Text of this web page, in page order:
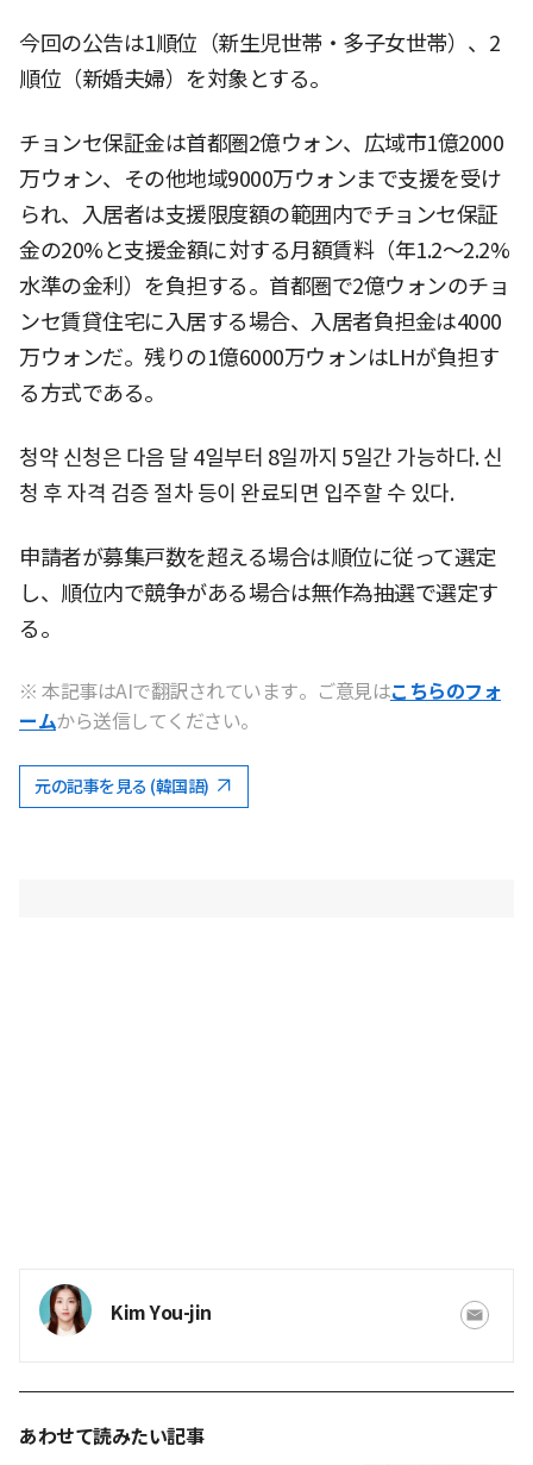
今回の公告は1順位（新生児世帯・多子女世帯）、2
順位（新婚夫婦）を対象とする。
チョンセ保証金は首都圏2億ウォン、広域市1億2000
万ウォン、その他地域9000万ウォンまで支援を受け
られ、入居者は支援限度額の範囲内でチョンセ保証
金の20%と支援金額に対する月額賃料（年1.2〜2.2%
水準の金利）を負担する。首都圏で2億ウォンのチョ
ンセ賃貸住宅に入居する場合、入居者負担金は4000
万ウォンだ。残りの1億6000万ウォンはLHが負担す
る方式である。
청약 신청은 다음 달 4일부터 8일까지 5일간 가능하다. 신
청 후 자격 검증 절차 등이 완료되면 입주할 수 있다.
申請者が募集戸数を超える場合は順位に従って選定
し、順位内で競争がある場合は無作為抽選で選定す
る。
※ 本記事はAIで翻訳されています。ご意見はこちらのフォ
ームから送信してください。
元の記事を見る (韓国語)
Kim You-jin
あわせて読みたい記事